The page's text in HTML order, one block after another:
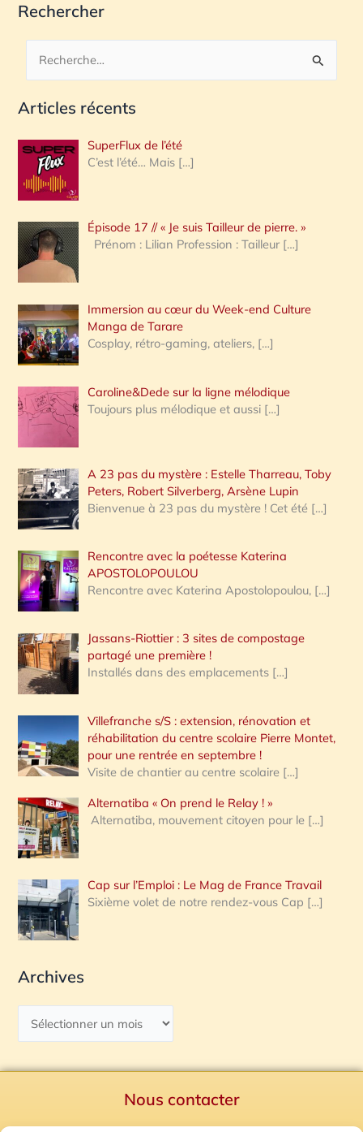
Rechercher
c
e
r
c
h
e
:
Articles récents
SuperFlux de l’été
C’est l’été… Mais […]
Épisode 17 // « Je suis Tailleur de pierre. »
Prénom : Lilian Profession : Tailleur […]
Immersion au cœur du Week-end Culture
Manga de Tarare
Cosplay, rétro-gaming, ateliers, […]
Caroline&Dede sur la ligne mélodique
Toujours plus mélodique et aussi […]
A 23 pas du mystère : Estelle Tharreau, Toby
Peters, Robert Silverberg, Arsène Lupin
Bienvenue à 23 pas du mystère ! Cet été […]
Rencontre avec la poétesse Katerina
APOSTOLOPOULOU
Rencontre avec Katerina Apostolopoulou, […]
Jassans-Riottier : 3 sites de compostage
partagé une première !
Installés dans des emplacements […]
Villefranche s/S : extension, rénovation et
réhabilitation du centre scolaire Pierre Montet,
pour une rentrée en septembre !
Visite de chantier au centre scolaire […]
Alternatiba « On prend le Relay ! »
Alternatiba, mouvement citoyen pour le […]
Cap sur l’Emploi : Le Mag de France Travail
Sixième volet de notre rendez-vous Cap […]
Archives
Nous contacter